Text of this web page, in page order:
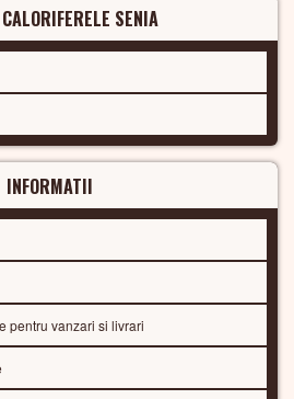
SENIA
INFORMATII
pentru vanzari si livrari